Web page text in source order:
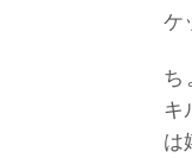
ケ
ち
キ
は